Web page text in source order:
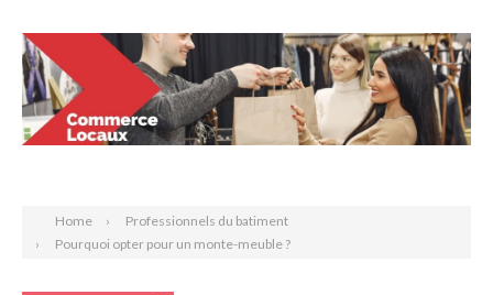
Home
Professionnels du batiment
Pourquoi opter pour un monte-meuble ?